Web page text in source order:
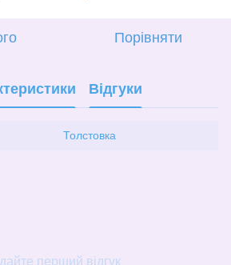
Порівняти
Відгуки
Толстовка
перший відгук